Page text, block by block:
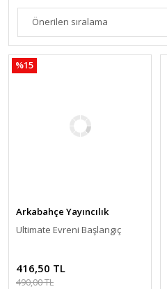
%15
Arkabahçe Yayıncılık
Ultimate Evreni Başlangıç
416,50 TL
490,00 TL